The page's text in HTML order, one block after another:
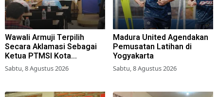
Wawali Armuji Terpilih
Secara Aklamasi Sebagai
Ketua PTMSI Kota
Surabaya
Sabtu, 8 Agustus 2026
Madura United Agendakan
Pemusatan Latihan di
Yogyakarta
Sabtu, 8 Agustus 2026